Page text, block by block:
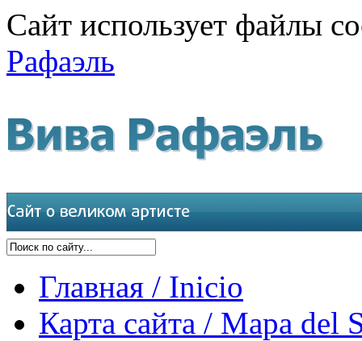
Сайт использует файлы
Рафаэль
Главная / Inicio
Карта сайта / Mapa del